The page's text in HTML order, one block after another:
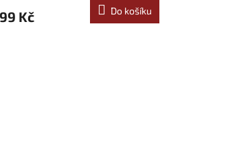
Kč Do košíku